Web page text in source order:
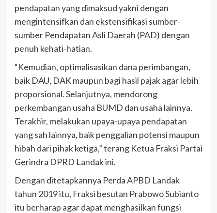
pendapatan yang dimaksud yakni dengan
mengintensifkan dan ekstensifikasi sumber-
sumber Pendapatan Asli Daerah (PAD) dengan
penuh kehati-hatian.
“Kemudian, optimalisasikan dana perimbangan,
baik DAU, DAK maupun bagi hasil pajak agar lebih
proporsional. Selanjutnya, mendorong
perkembangan usaha BUMD dan usaha lainnya.
Terakhir, melakukan upaya-upaya pendapatan
yang sah lainnya, baik penggalian potensi maupun
hibah dari pihak ketiga,” terang Ketua Fraksi Partai
Gerindra DPRD Landak ini.
Dengan ditetapkannya Perda APBD Landak
tahun 2019 itu, Fraksi besutan Prabowo Subianto
itu berharap agar dapat menghasilkan fungsi